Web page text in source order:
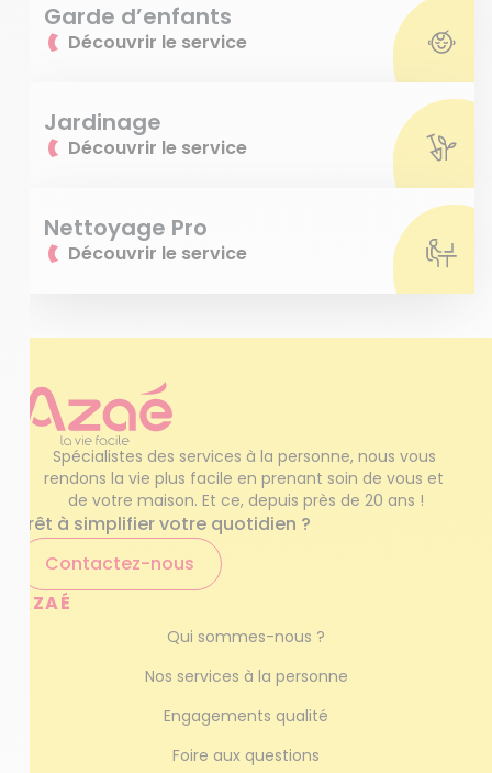
Garde d’enfants
Découvrir le service
Jardinage
Découvrir le service
Nettoyage Pro
Découvrir le service
Spécialistes des services à la personne, nous vous
rendons la vie plus facile en prenant soin de vous et
de votre maison. Et ce, depuis près de 20 ans !
Prêt à simplifier votre quotidien ?
Contactez-nous
AZAÉ
Qui sommes-nous ?
Nos services à la personne
Engagements qualité
Foire aux questions